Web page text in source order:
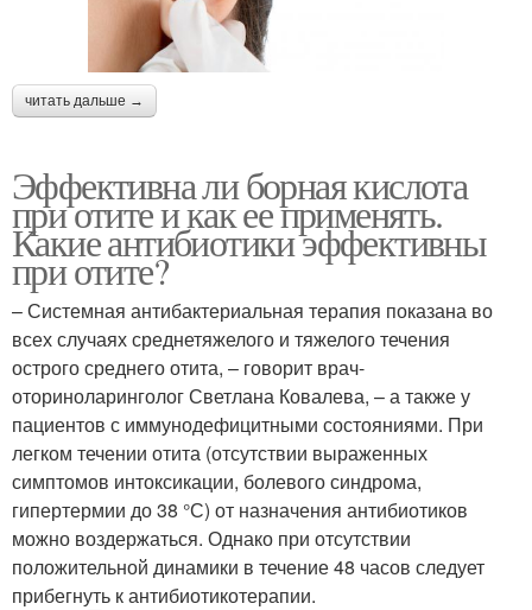
читать дальше →
Эффективна ли борная кислота
при отите и как ее применять.
Какие антибиотики эффективны
при отите?
– Системная антибактериальная терапия показана во
всех случаях среднетяжелого и тяжелого течения
острого среднего отита, – говорит врач-
оториноларинголог Светлана Ковалева, – а также у
пациентов с иммунодефицитными состояниями. При
легком течении отита (отсутствии выраженных
симптомов интоксикации, болевого синдрома,
гипертермии до 38 °С) от назначения антибиотиков
можно воздержаться. Однако при отсутствии
положительной динамики в течение 48 часов следует
прибегнуть к антибиотикотерапии.